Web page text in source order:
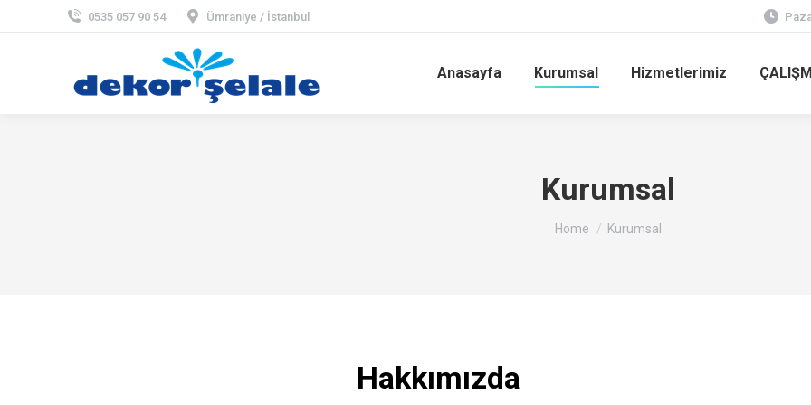
0535 057 90 54 Ümraniye / İstanbul
Anasayfa Kurumsal Hizmetlerimiz
Kurumsal
You are here:
Home Kurumsal
Hakkımızda